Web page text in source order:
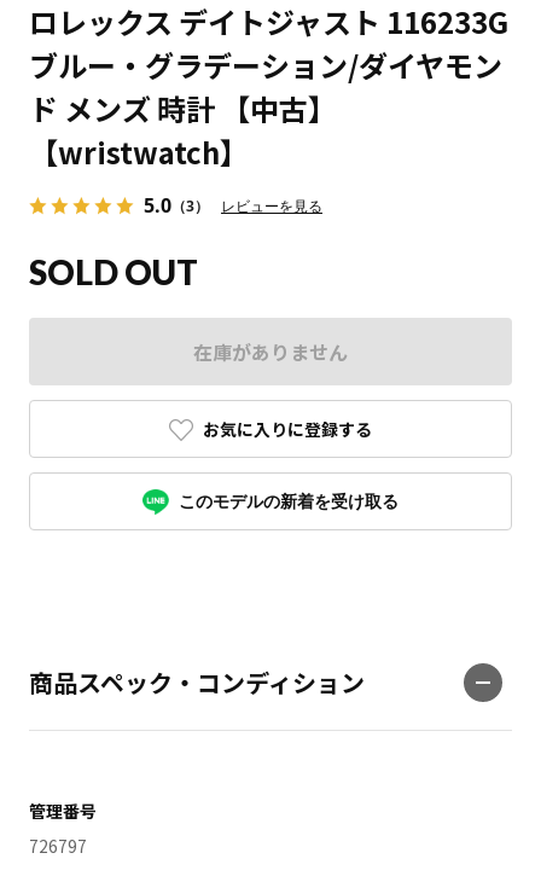
ロレックス デイトジャスト 116233G
ブルー・グラデーション/ダイヤモン
ド メンズ 時計 【中古】
【wristwatch】
5.0 （3） レビューを見る
SOLD OUT
在庫がありません
お気に入りに登録する
このモデルの新着を受け取る
商品スペック・コンディション
管理番号
726797